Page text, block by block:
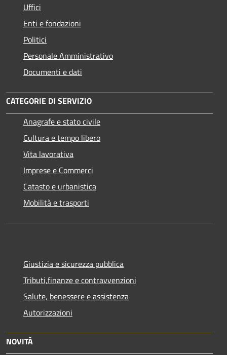
Uffici
Enti e fondazioni
Politici
Personale Amministrativo
Documenti e dati
CATEGORIE DI SERVIZIO
Anagrafe e stato civile
Cultura e tempo libero
Vita lavorativa
Imprese e Commerci
Catasto e urbanistica
Mobilità e trasporti
Giustizia e sicurezza pubblica
Tributi,finanze e contravvenzioni
Salute, benessere e assistenza
Autorizzazioni
NOVITÀ